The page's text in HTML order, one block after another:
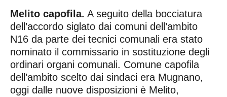
Melito capofila. A seguito della bocciatura
dell’accordo siglato dai comuni dell’ambito
N16 da parte dei tecnici comunali era stato
nominato il commissario in sostituzione degli
ordinari organi comunali. Comune capofila
dell’ambito scelto dai sindaci era Mugnano,
oggi dalle nuove disposizioni è Melito,